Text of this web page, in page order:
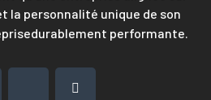
la personnalité unique de son
performante.